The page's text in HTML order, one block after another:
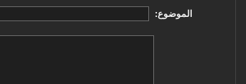
‏الموضوع: ‏